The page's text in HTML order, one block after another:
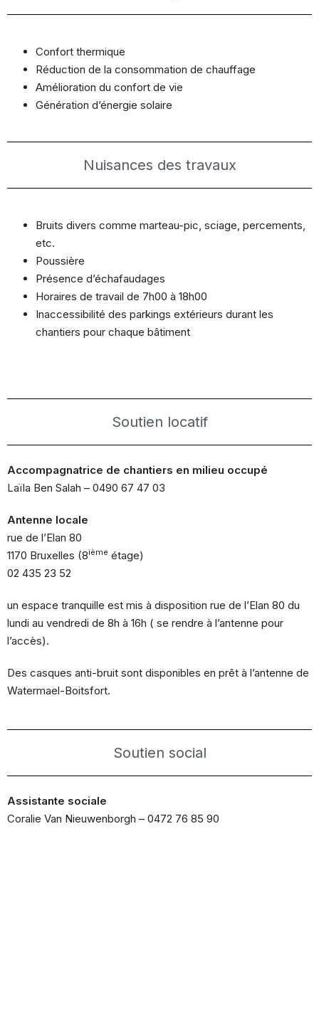
Confort thermique
Réduction de la consommation de chauffage
Amélioration du confort de vie
Génération d’énergie solaire
Nuisances des travaux
Bruits divers comme marteau-pic, sciage, percements,
etc.
Poussière
Présence d’échafaudages
Horaires de travail de 7h00 à 18h00
Inaccessibilité des parkings extérieurs durant les
chantiers pour chaque bâtiment
Soutien locatif
Accompagnatrice de chantiers en milieu occupé
Laïla Ben Salah – 0490 67 47 03
Antenne locale
rue de l’Elan 80
1170 Bruxelles (8ième étage)
02 435 23 52
un espace tranquille est mis à disposition rue de l’Elan 80 du
lundi au vendredi de 8h à 16h ( se rendre à l’antenne pour
l’accès).
Des casques anti-bruit sont disponibles en prêt à l’antenne de
Watermael-Boitsfort.
Soutien social
Assistante sociale
Coralie Van Nieuwenborgh – 0472 76 85 90